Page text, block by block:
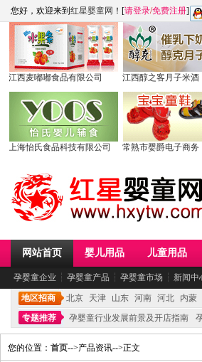
您好，欢迎来到 红星婴童网 ！[请登录/免费注册]
江西麦嘟嘟食品有限公司 江西醇之客月子米酒
上海怡氏食品科技有限公司 常熟市婴爵电子商务
网站首页 婴儿用品 儿童用品
孕婴童企业 ┆ 孕婴童产品 ┆ 孕婴童市场 ┆ 新闻中
地区招商 北京 天津 山东 河南 河北 内蒙
专题推荐
孕婴童行业发展前景及开店指南
您的位置： 首页-->产品资讯-->正文